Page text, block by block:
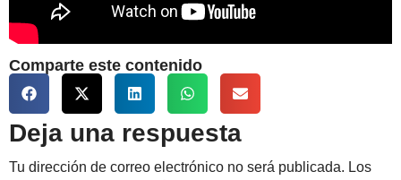
Comparte este contenido
Deja una respuesta
Tu dirección de correo electrónico no será publicada. Los